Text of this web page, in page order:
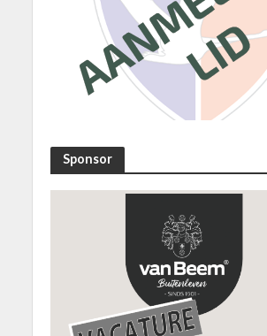
Sponsor